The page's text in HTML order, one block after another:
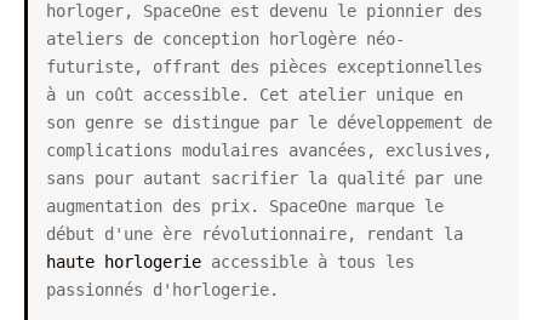
horloger, SpaceOne est devenu le pionnier des
ateliers de conception horlogère néo-
futuriste, offrant des pièces exceptionnelles
à un coût accessible. Cet atelier unique en
son genre se distingue par le développement de
complications modulaires avancées, exclusives,
sans pour autant sacrifier la qualité par une
augmentation des prix. SpaceOne marque le
haute horlogerie accessible à tous les
passionnés d'horlogerie.